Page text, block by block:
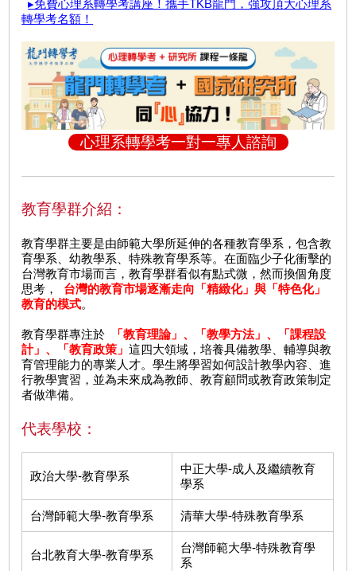
▸免費心理系轉學考講座！攜手TKB龍門，強攻頂大心理系
轉學考名額！
心理系轉學考一對一專人諮詢
教育學群介紹：
教育學群主要是由師範大學所延伸的各種教育學系，包含教
育學系、幼教學系、特殊教育學系等。在面臨少子化衝擊的
台灣教育市場而言，教育學群看似有點式微，然而換個角度
思考，
台灣的教育市場逐漸走向「精緻化」與「特色化」
教育的模式。
教育學群專注於
「教育理論」、「教學方法」、「課程設
計」、「教育政策」這四大領域，培養具備教學、輔導與教
育管理能力的專業人才。學生將學習如何設計教學內容、進
行教學實習，並為未來成為教師、教育顧問或教育政策制定
者做準備。
代表學校：
政治大學-教育學系
中正大學-成人及繼續教育
學系
台灣師範大學-教育學系 清華大學-特殊教育學系
台北教育大學-教育學系
台灣師範大學-特殊教育學
系